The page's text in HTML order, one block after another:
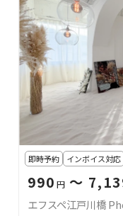
即時予約 インボイス対応
990 円 〜
エフスペ江戸川橋